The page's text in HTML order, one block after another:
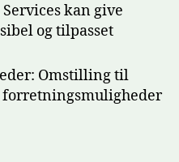
kan give
og tilpasset
Omstilling til
forretningsmuligheder